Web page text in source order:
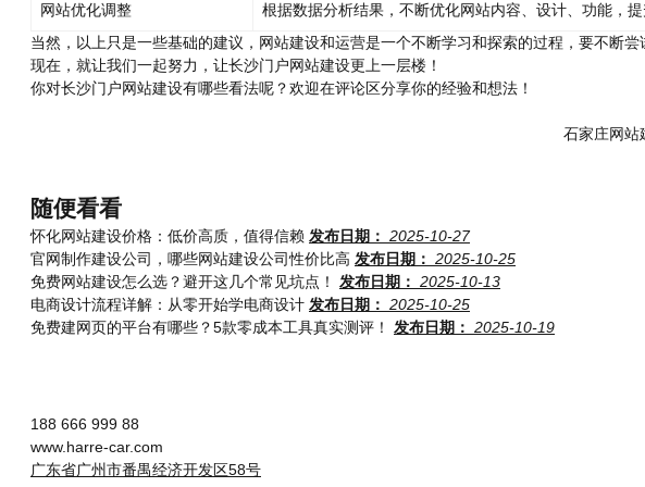
网站优化调整
根据数据分析结果，不断优化网站内容、设计、功能，
当然，以上只是一些基础的建议，网站建设和运营是一个不断学习和探索的过程，要不断
现在，就让我们一起努力，让长沙门户网站建设更上一层楼！
你对长沙门户网站建设有哪些看法呢？欢迎在评论区分享你的经验和想法！
石家庄网站
随便看看
怀化网站建设价格：低价高质，值得信赖 发布日期： 2025-10-27
官网制作建设公司，哪些网站建设公司性价比高 发布日期： 2025-10-25
免费网站建设怎么选？避开这几个常见坑点！
发布日期： 2025-10-13
电商设计流程详解：从零开始学电商设计 发布日期： 2025-10-25
免费建网页的平台有哪些？5款零成本工具真实测评！
发布日期： 2025-10-19
188 666 999 88
www.harre-car.com
广东省广州市番禺经济开发区58号